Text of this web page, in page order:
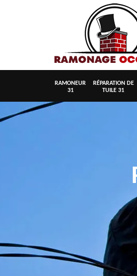
RAMONEUR
31
RÉPARATION DE
TUILE 31